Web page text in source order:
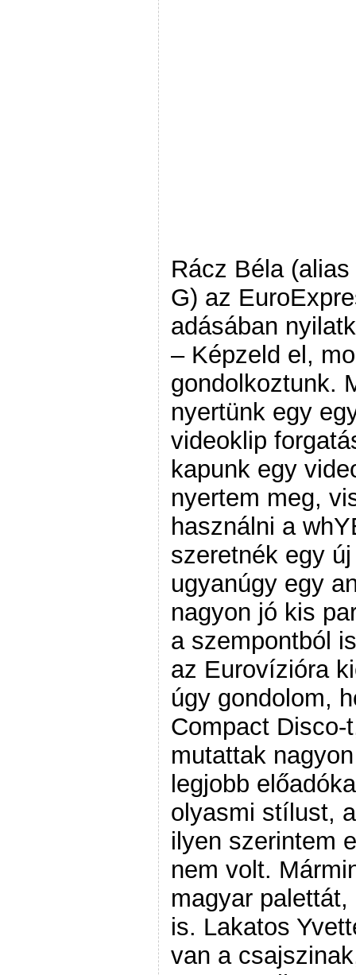
Rácz Béla
G) az
adásában
– Képzeld el,
gondolkoztunk.
nyertünk egy
videoklip
kapunk egy
nyertem meg,
használni a
szeretnék egy
ugyanúgy egy
nagyon jó kis
a szempontból
az Eurovízióra
úgy gondolom,
Compact
mutattak
legjobb
olyasmi stílust,
ilyen szerintem
nem volt.
magyar
is. Lakatos
van a